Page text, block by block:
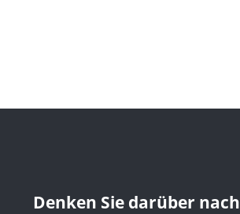
Denken Sie darüber nach